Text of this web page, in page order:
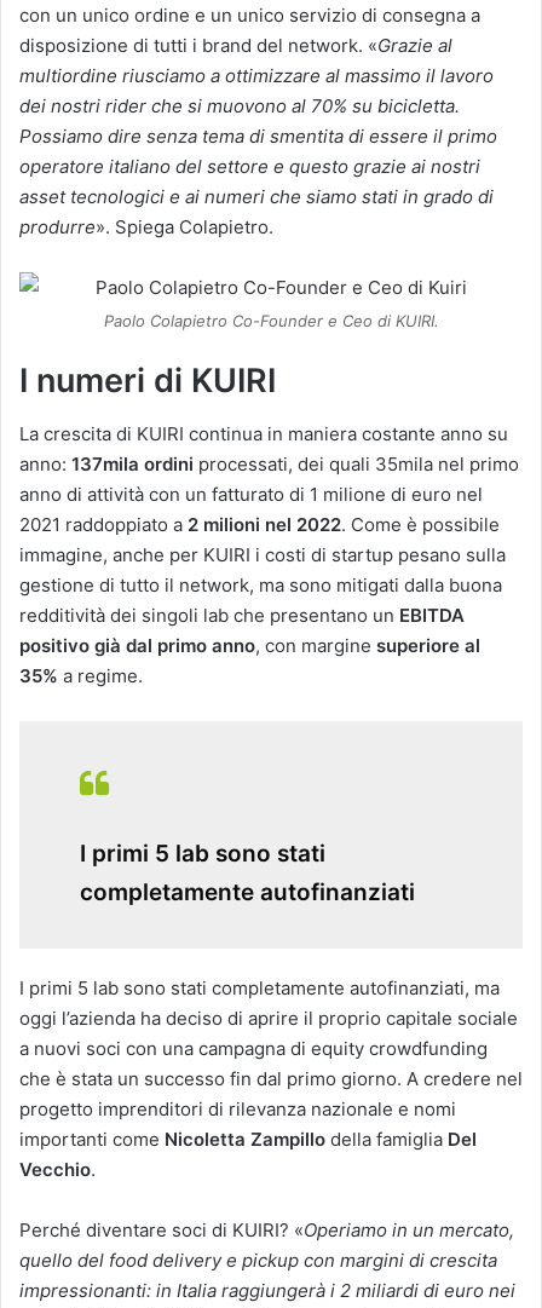
con un unico ordine e un unico servizio di consegna a
disposizione di tutti i brand del network. «Grazie al
multiordine riusciamo a ottimizzare al massimo il lavoro
dei nostri rider che si muovono al 70% su bicicletta.
Possiamo dire senza tema di smentita di essere il primo
operatore italiano del settore e questo grazie ai nostri
asset tecnologici e ai numeri che siamo stati in grado di
produrre». Spiega Colapietro.
Paolo Colapietro Co-Founder e Ceo di KUIRI.
I numeri di KUIRI
La crescita di KUIRI continua in maniera costante anno su
anno: 137mila ordini processati, dei quali 35mila nel primo
anno di attività con un fatturato di 1 milione di euro nel
2021 raddoppiato a 2 milioni nel 2022. Come è possibile
immagine, anche per KUIRI i costi di startup pesano sulla
gestione di tutto il network, ma sono mitigati dalla buona
redditività dei singoli lab che presentano un EBITDA
positivo già dal primo anno, con margine superiore al
35% a regime.
I primi 5 lab sono stati
completamente autofinanziati
I primi 5 lab sono stati completamente autofinanziati, ma
oggi l’azienda ha deciso di aprire il proprio capitale sociale
a nuovi soci con una campagna di equity crowdfunding
che è stata un successo fin dal primo giorno. A credere nel
progetto imprenditori di rilevanza nazionale e nomi
importanti come Nicoletta Zampillo della famiglia Del
Vecchio.
Perché diventare soci di KUIRI? «Operiamo in un mercato,
quello del food delivery e pickup con margini di crescita
impressionanti: in Italia raggiungerà i 2 miliardi di euro nei